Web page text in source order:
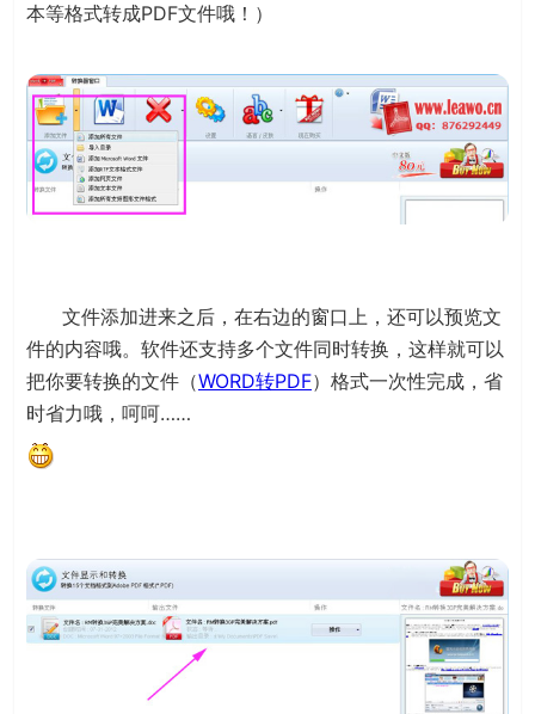
本等格式转成PDF文件哦！）
文件添加进来之后，在右边的窗口上，还可以预览文
件的内容哦。软件还支持多个文件同时转换，这样就可以
把你要转换的文件（WORD转PDF）格式一次性完成，省
时省力哦，呵呵……